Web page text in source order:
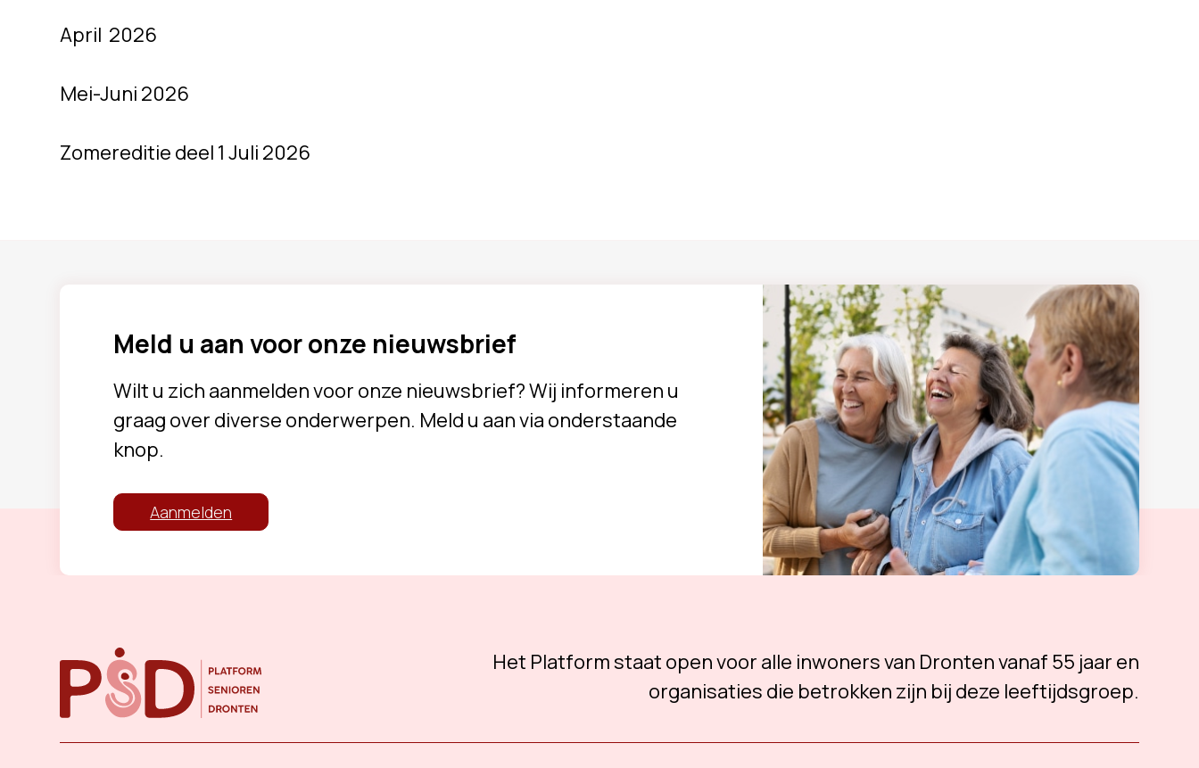
April 2026
Mei-Juni 2026
Zomereditie deel 1 Juli 2026
Meld u aan voor onze nieuwsbrief
Wilt u zich aanmelden voor onze nieuwsbrief? Wij informeren u
graag over diverse onderwerpen. Meld u aan via onderstaande
knop.
Aanmelden
Het Platform staat open voor alle inwoners van Dronten vanaf 55 jaar en
organisaties die betrokken zijn bij deze leeftijdsgroep.